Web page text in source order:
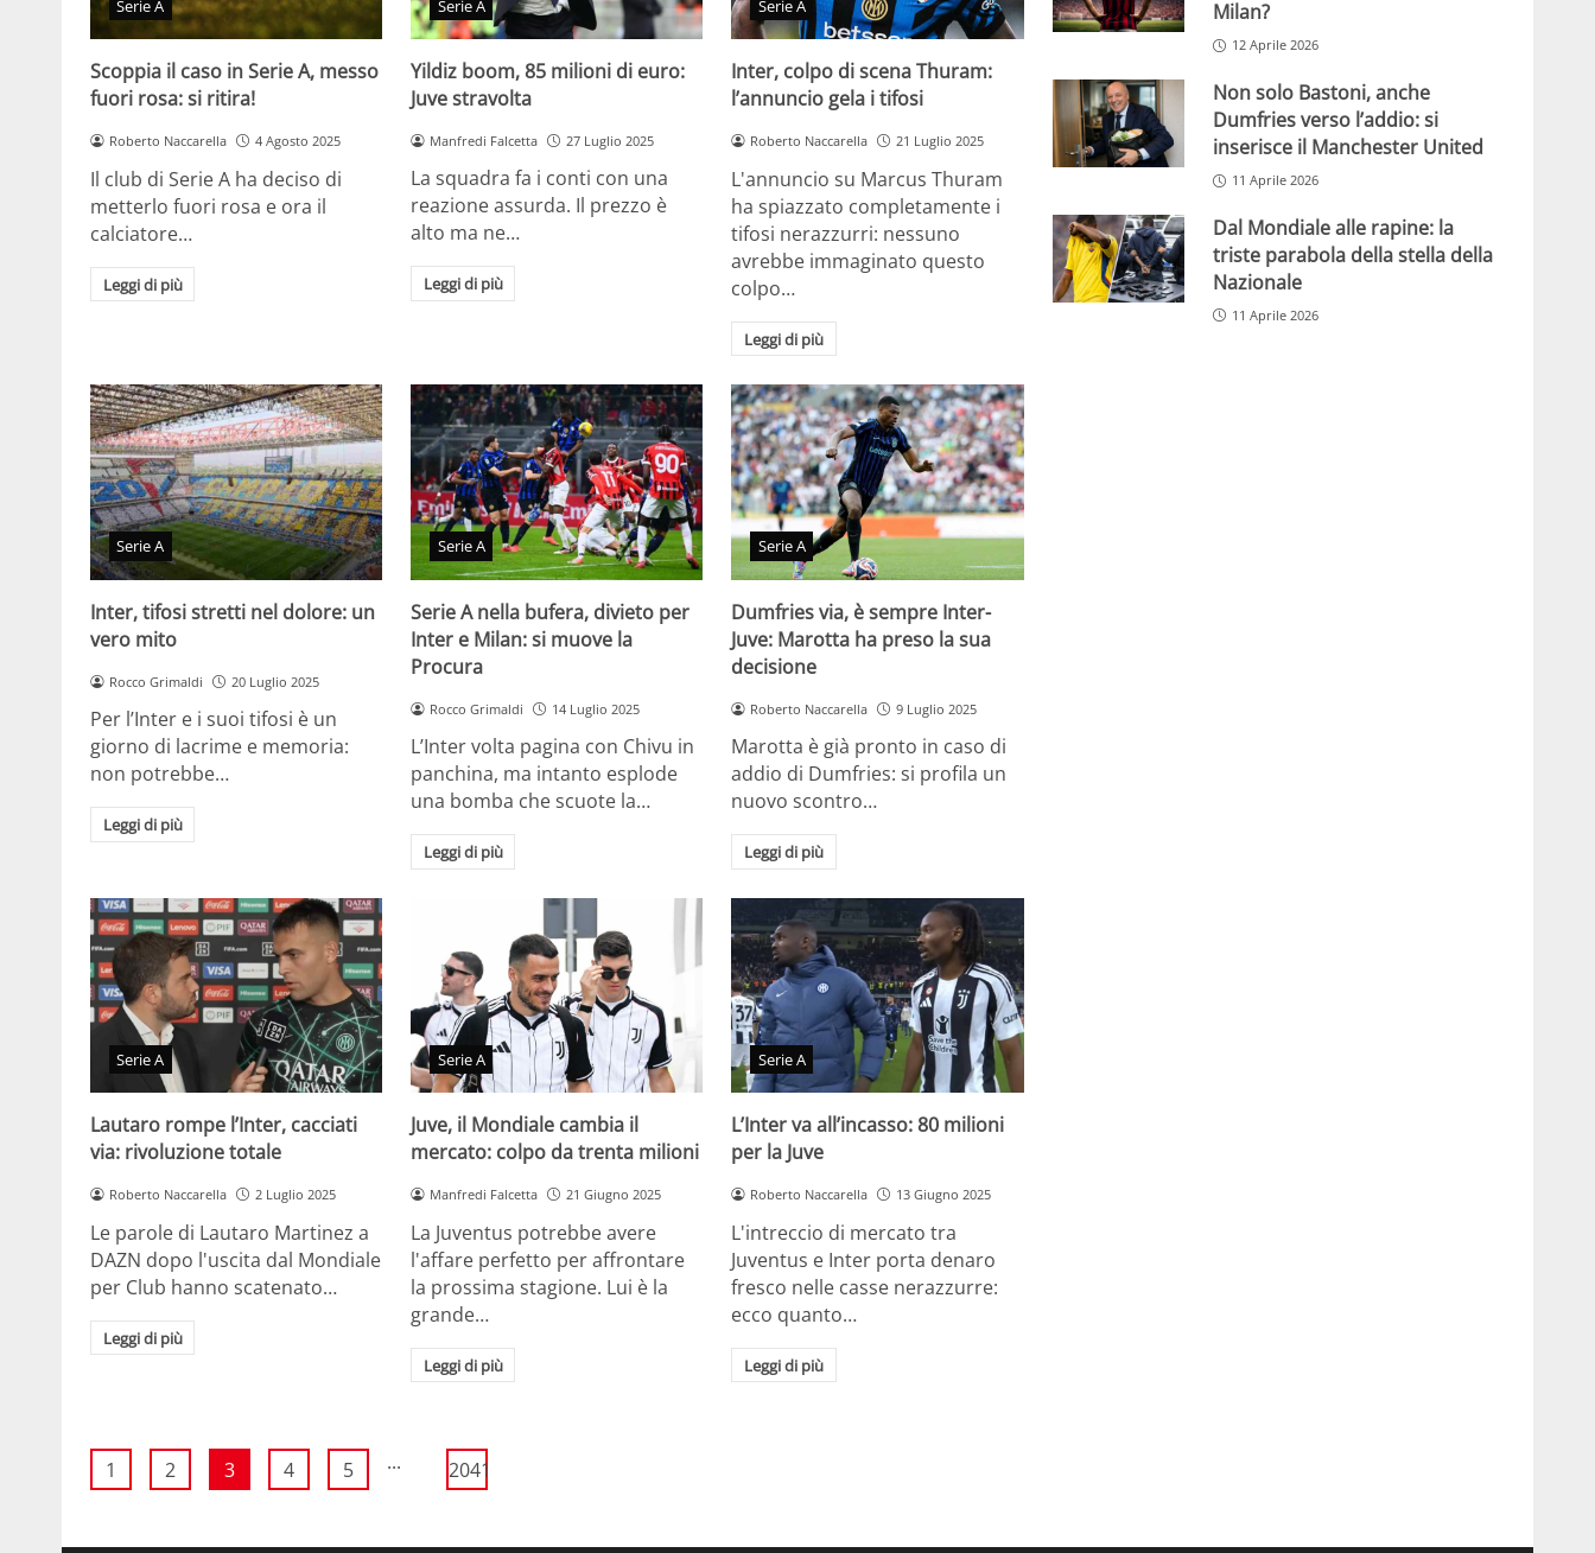
Serie A
Scoppia il caso in Serie A, messo
fuori rosa: si ritira!
Roberto Naccarella 4 Agosto 2025
Il club di Serie A ha deciso di
metterlo fuori rosa e ora il
calciatore…
Leggi di più
Serie A
Yildiz boom, 85 milioni di euro:
Juve stravolta
Manfredi Falcetta 27 Luglio 2025
La squadra fa i conti con una
reazione assurda. Il prezzo è
alto ma ne…
Leggi di più
Serie A
Inter, colpo di scena Thuram:
l’annuncio gela i tifosi
Roberto Naccarella 21 Luglio 2025
L'annuncio su Marcus Thuram
ha spiazzato completamente i
tifosi nerazzurri: nessuno
avrebbe immaginato questo
colpo…
Leggi di più
Serie A
Inter, tifosi stretti nel dolore: un
vero mito
Rocco Grimaldi 20 Luglio 2025
Per l’Inter e i suoi tifosi è un
giorno di lacrime e memoria:
non potrebbe…
Leggi di più
Serie A
Serie A nella bufera, divieto per
Inter e Milan: si muove la
Procura
Rocco Grimaldi 14 Luglio 2025
L’Inter volta pagina con Chivu in
panchina, ma intanto esplode
una bomba che scuote la…
Leggi di più
Serie A
Dumfries via, è sempre Inter-
Juve: Marotta ha preso la sua
decisione
Roberto Naccarella 9 Luglio 2025
Marotta è già pronto in caso di
addio di Dumfries: si profila un
nuovo scontro…
Leggi di più
Serie A
Lautaro rompe l’Inter, cacciati
via: rivoluzione totale
Roberto Naccarella 2 Luglio 2025
Le parole di Lautaro Martinez a
DAZN dopo l'uscita dal Mondiale
per Club hanno scatenato…
Leggi di più
Serie A
Juve, il Mondiale cambia il
mercato: colpo da trenta milioni
Manfredi Falcetta 21 Giugno 2025
La Juventus potrebbe avere
l'affare perfetto per affrontare
la prossima stagione. Lui è la
grande…
Leggi di più
Serie A
L’Inter va all’incasso: 80 milioni
per la Juve
Roberto Naccarella 13 Giugno 2025
L'intreccio di mercato tra
Juventus e Inter porta denaro
fresco nelle casse nerazzurre:
ecco quanto…
Leggi di più
1 2 3 4 5 ... 2041
Milan?
12 Aprile 2026
Non solo Bastoni, anche
Dumfries verso l’addio: si
inserisce il Manchester United
11 Aprile 2026
Dal Mondiale alle rapine: la
triste parabola della stella della
Nazionale
11 Aprile 2026